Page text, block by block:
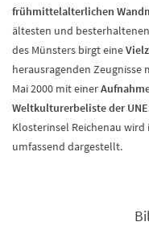
frühmittelalterlichen
ältesten und
des Münsters birgt eine
herausragenden
Mai 2000 mit einer
Weltkulturerbeliste der
Klosterinsel Reichenau
umfassend dargestellt.